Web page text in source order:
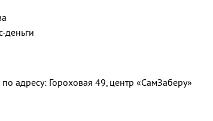
деньги
адресу: Гороховая 49, центр «СамЗаберу»